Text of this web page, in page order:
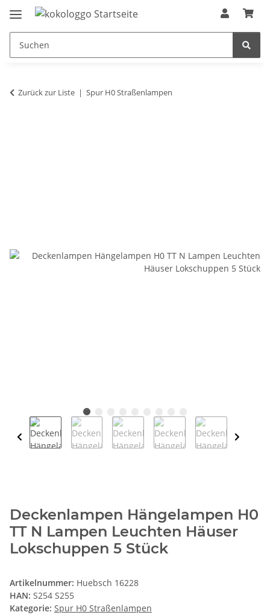
Zurück zur Liste Spur H0 Straßenlampen
Deckenlampen Hängelampen H0
TT N Lampen Leuchten Häuser
Lokschuppen 5 Stück
Artikelnummer: Huebsch 16228
HAN: S254 S255
Kategorie: Spur H0 Straßenlampen